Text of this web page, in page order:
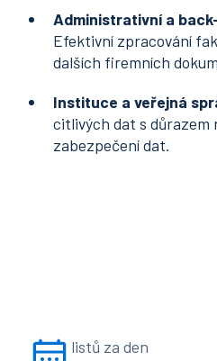
listů za den
Administrativní a
Efektivní zpracování
dalších firemních
Instituce a veřejná
citlivých dat s důrazem
zabezpečení dat.